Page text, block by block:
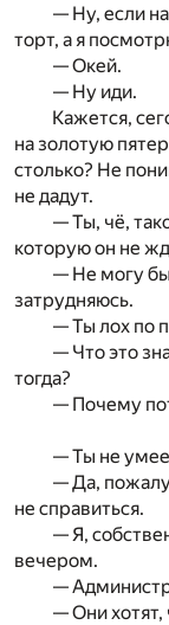
— Ну, если
торт, а я
— Окей.
— Ну иди.
Кажется,
на золотую
столько? Не
не дадут.
— Ты, чё,
которую он не
— Не могу
затрудняюсь.
— Ты лох по
— Что это
тогда?
— Почему
— Ты не
— Да,
не справиться.
— Я,
вечером.
—
— Они хотят,